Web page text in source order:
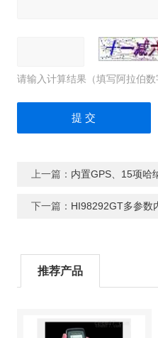
请输入计算结果（填写阿拉伯
上一篇： 内置GPS、15项哈纳
下一篇： HI98292GT多参数
推荐产品